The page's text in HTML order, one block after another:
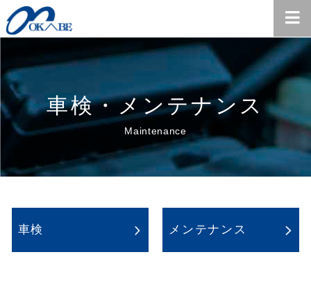
車検・メンテナンス
Maintenance
車検 メンテナンス